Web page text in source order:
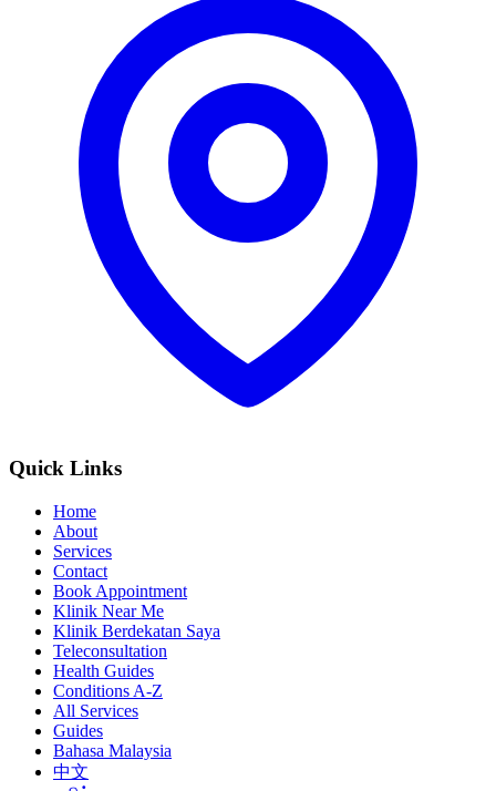
Quick Links
Home
About
Services
Contact
Book Appointment
Klinik Near Me
Klinik Berdekatan Saya
Teleconsultation
Health Guides
Conditions A-Z
All Services
Guides
Bahasa Malaysia
中文